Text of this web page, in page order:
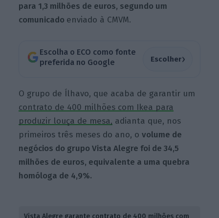
para 1,3 milhões de euros, segundo um
comunicado enviado à CMVM.
Escolha o ECO como fonte
preferida no Google
Escolher›
O grupo de Ílhavo, que acaba de garantir um
contrato de 400 milhões com Ikea para
produzir louça de mesa, adianta que, nos
primeiros três meses do ano, ovolume de
negócios do grupo Vista Alegre foi de 34,5
milhões de euros, equivalente a uma quebra
homóloga de 4,9%.
Vista Alegre garante contrato de 400 milhões com